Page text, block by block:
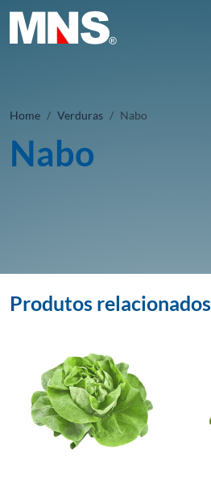
Home Verduras Nabo
Nabo
Produtos relacionados